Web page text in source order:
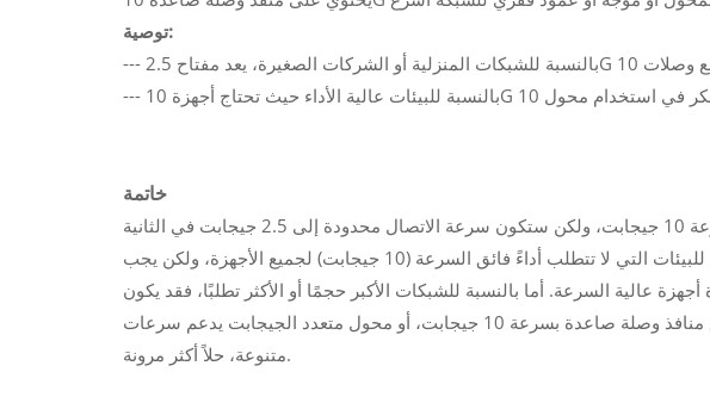
توصية:
خاتمة
يمكن توصيله بأجهزة بسرعة 10 جيجابت، ولكن ستكون سرعة الاتصال محدودة إلى 2.5 جيجابت في الثانية
نظرًا لسرعة المنفذ القصوى للمحول. يُعد هذا مناسبًا للبيئات التي لا تتطلب أداءً فائق السرعة (10 جيجابت) لجميع الأجهزة، ولكن يجب
عالية السرعة. أما بالنسبة للشبكات الأكبر حجمًا أو الأكثر تطلبًا، فقد يكون
استخدام مجموعة من محولات 2.5 جيجابت مع منافذ وصلة صاعدة بسرعة 10 جيجابت، أو محول متعدد الجيجابت يدعم سرعات
متنوعة، حلاً أكثر مرونة.